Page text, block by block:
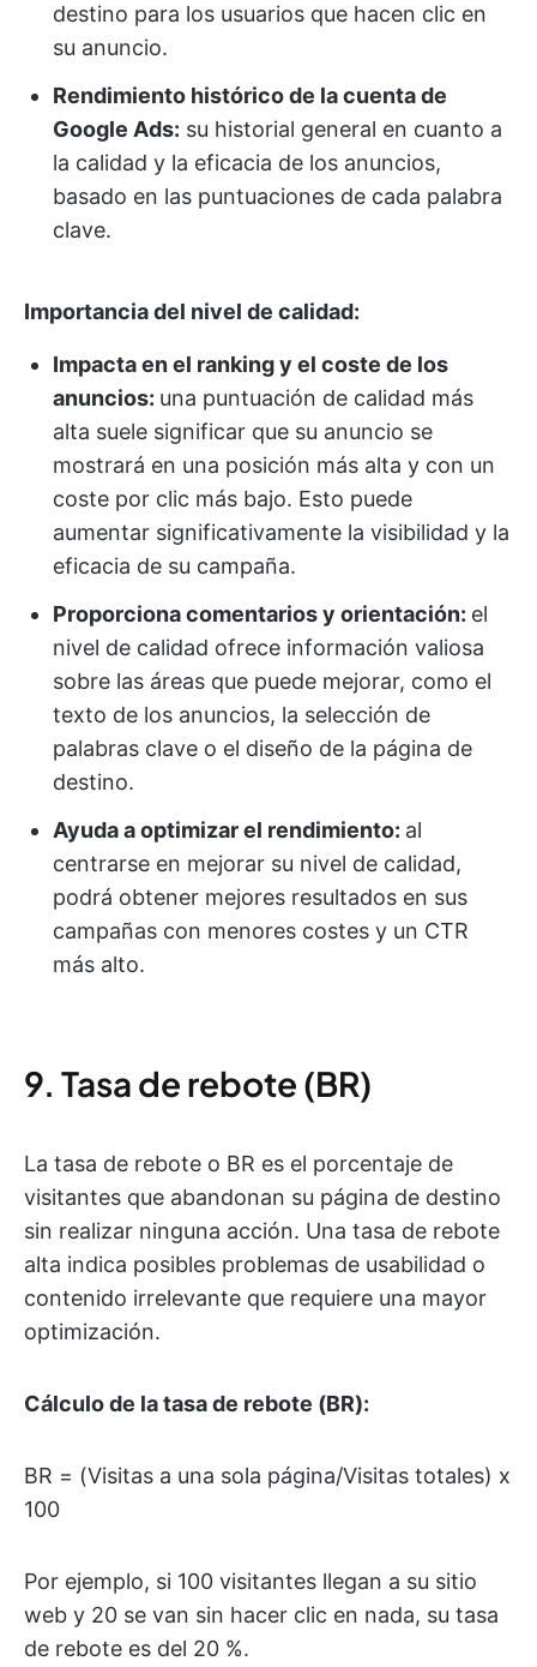
destino para los usuarios que hacen clic en
su anuncio.
Rendimiento histórico de la cuenta de
Google Ads: su historial general en cuanto a
la calidad y la eficacia de los anuncios,
basado en las puntuaciones de cada palabra
clave.
Importancia del nivel de calidad:
Impacta en el ranking y el coste de los
anuncios: una puntuación de calidad más
alta suele significar que su anuncio se
mostrará en una posición más alta y con un
coste por clic más bajo. Esto puede
aumentar significativamente la visibilidad y la
eficacia de su campaña.
Proporciona comentarios y orientación: el
nivel de calidad ofrece información valiosa
sobre las áreas que puede mejorar, como el
texto de los anuncios, la selección de
palabras clave o el diseño de la página de
destino.
Ayuda a optimizar el rendimiento: al
centrarse en mejorar su nivel de calidad,
podrá obtener mejores resultados en sus
campañas con menores costes y un CTR
más alto.
9. Tasa de rebote (BR)
La tasa de rebote o BR es el porcentaje de
visitantes que abandonan su página de destino
sin realizar ninguna acción. Una tasa de rebote
alta indica posibles problemas de usabilidad o
contenido irrelevante que requiere una mayor
optimización.
Cálculo de la tasa de rebote (BR):
BR = (Visitas a una sola página/Visitas totales) x
100
Por ejemplo, si 100 visitantes llegan a su sitio
web y 20 se van sin hacer clic en nada, su tasa
de rebote es del 20 %.